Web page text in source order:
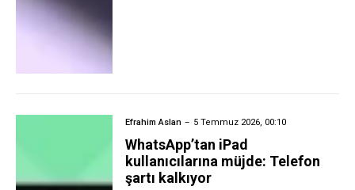
Efrahim Aslan 5 Temmuz 2026, 00:10
WhatsApp’tan iPad
kullanıcılarına müjde: Telefon
şartı kalkıyor